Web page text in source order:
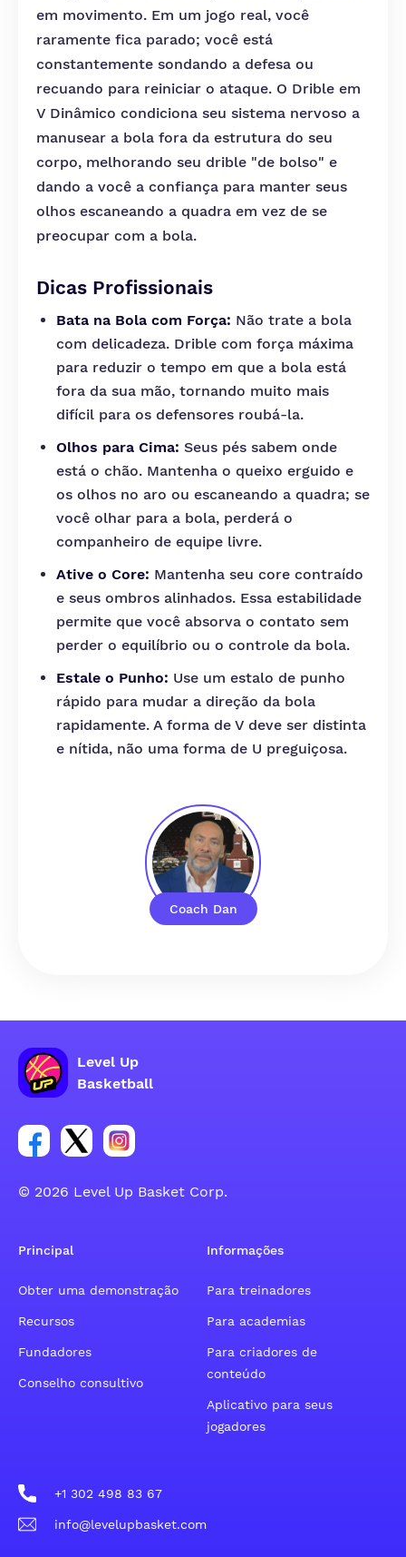
Coach Dan
em movimento. Em um jogo real, você
raramente fica parado; você está
constantemente sondando a defesa ou
recuando para reiniciar o ataque. O Drible em
V Dinâmico condiciona seu sistema nervoso a
manusear a bola fora da estrutura do seu
corpo, melhorando seu drible "de bolso" e
dando a você a confiança para manter seus
olhos escaneando a quadra em vez de se
preocupar com a bola.
Dicas Profissionais
Bata na Bola com Força: Não trate a bola
com delicadeza. Drible com força máxima
para reduzir o tempo em que a bola está
fora da sua mão, tornando muito mais
difícil para os defensores roubá-la.
Olhos para Cima: Seus pés sabem onde
está o chão. Mantenha o queixo erguido e
os olhos no aro ou escaneando a quadra; se
você olhar para a bola, perderá o
companheiro de equipe livre.
Ative o Core: Mantenha seu core contraído
e seus ombros alinhados. Essa estabilidade
permite que você absorva o contato sem
perder o equilíbrio ou o controle da bola.
Estale o Punho: Use um estalo de punho
rápido para mudar a direção da bola
rapidamente. A forma de V deve ser distinta
e nítida, não uma forma de U preguiçosa.
Level Up
Basketball
Link para o grupo social da conta do Facebook
Link para o grupo social da conta do tweeter
Link para o grupo social da conta do
© 2026 Level Up Basket Corp.
Principal
Obter uma demonstração
Recursos
Fundadores
Conselho consultivo
Informações
Para treinadores
Para academias
Para criadores de
conteúdo
Aplicativo para seus
jogadores
+1 302 498 83 67
info@levelupbasket.com